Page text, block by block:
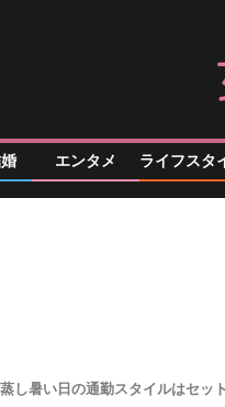
エンタメ ライフスタ
蒸し暑い日の通勤スタイルはセッ